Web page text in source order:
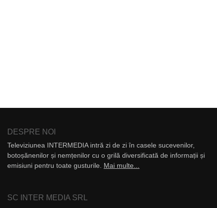
DESPRE NOI
Televiziunea INTERMEDIA intră zi de zi în casele sucevenilor,
botoșănenilor și nemțenilor cu o grilă diversificată de informații și
emisiuni pentru toate gusturile. Mai multe...
SC INTER MEDIA SRL